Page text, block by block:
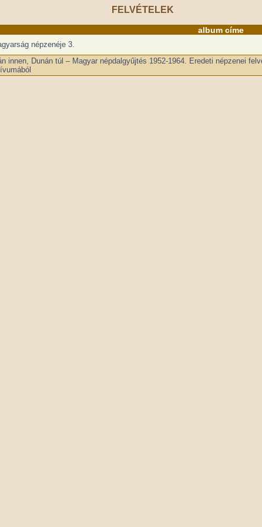
FELVÉTELEK
album címe
népzenéje 3.
innen, Dunán túl – Magyar népdalgyűjtés 1952-1964. Eredeti népzenei